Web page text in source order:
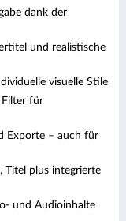
dank der
und realistische
visuelle Stile
Filter für
Exporte – auch für
Titel plus integrierte
und Audioinhalte